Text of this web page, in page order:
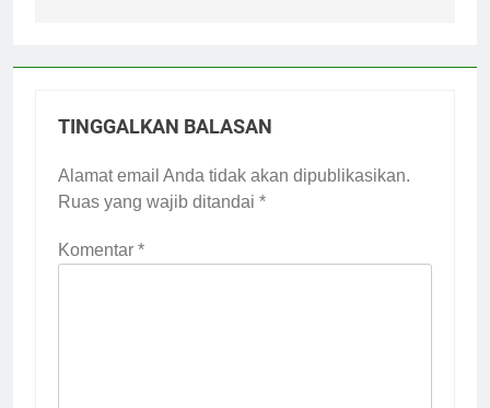
TINGGALKAN BALASAN
Alamat email Anda tidak akan dipublikasikan.
Ruas yang wajib ditandai *
Komentar *